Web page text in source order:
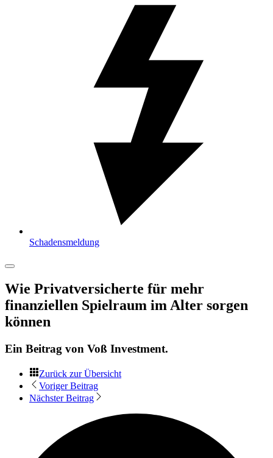
Schadensmeldung
Wie Privatversicherte für mehr
finanziellen Spielraum im Alter sorgen
können
Ein Beitrag von Voß Investment.
Zurück zur Übersicht
Voriger Beitrag
Nächster Beitrag